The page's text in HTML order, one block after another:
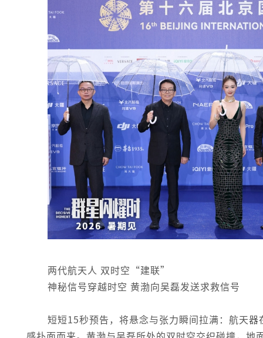
两代航天人 双时空“建联”
神秘信号穿越时空 黄渤向吴磊发送求救信号
短短15秒预告，将悬念与张力瞬间拉满：航天